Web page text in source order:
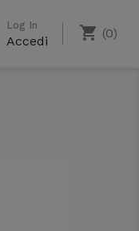
Log In
Accedi shopping_cart (0)